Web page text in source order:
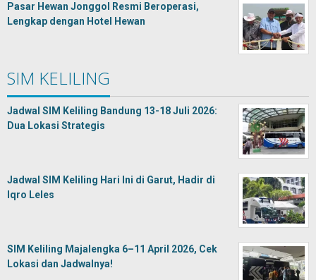
Pasar Hewan Jonggol Resmi Beroperasi,
Lengkap dengan Hotel Hewan
SIM KELILING
Jadwal SIM Keliling Bandung 13-18 Juli 2026:
Dua Lokasi Strategis
Jadwal SIM Keliling Hari Ini di Garut, Hadir di
Iqro Leles
SIM Keliling Majalengka 6–11 April 2026, Cek
Lokasi dan Jadwalnya!